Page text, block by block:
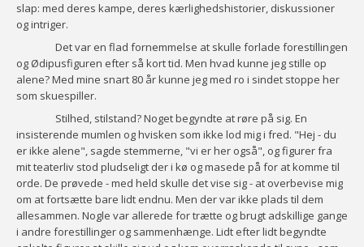
slap: med deres kampe, deres kærlighedshistorier, diskussioner
og intriger.
Det var en flad fornemmelse at skulle forlade forestillingen
og Ødipusfiguren efter så kort tid. Men hvad kunne jeg stille op
alene? Med mine snart 80 år kunne jeg med ro i sindet stoppe her
som skuespiller.
Stilhed, stilstand? Noget begyndte at røre på sig. En
insisterende mumlen og hvisken som ikke lod mig i fred. "Hej - du
er ikke alene", sagde stemmerne, "vi er her også", og figurer fra
mit teaterliv stod pludseligt der i kø og masede på for at komme til
orde. De prøvede - med held skulle det vise sig - at overbevise mig
om at fortsætte bare lidt endnu. Men der var ikke plads til dem
allesammen. Nogle var allerede for trætte og brugt adskillige gange
i andre forestillinger og sammenhænge. Lidt efter lidt begyndte